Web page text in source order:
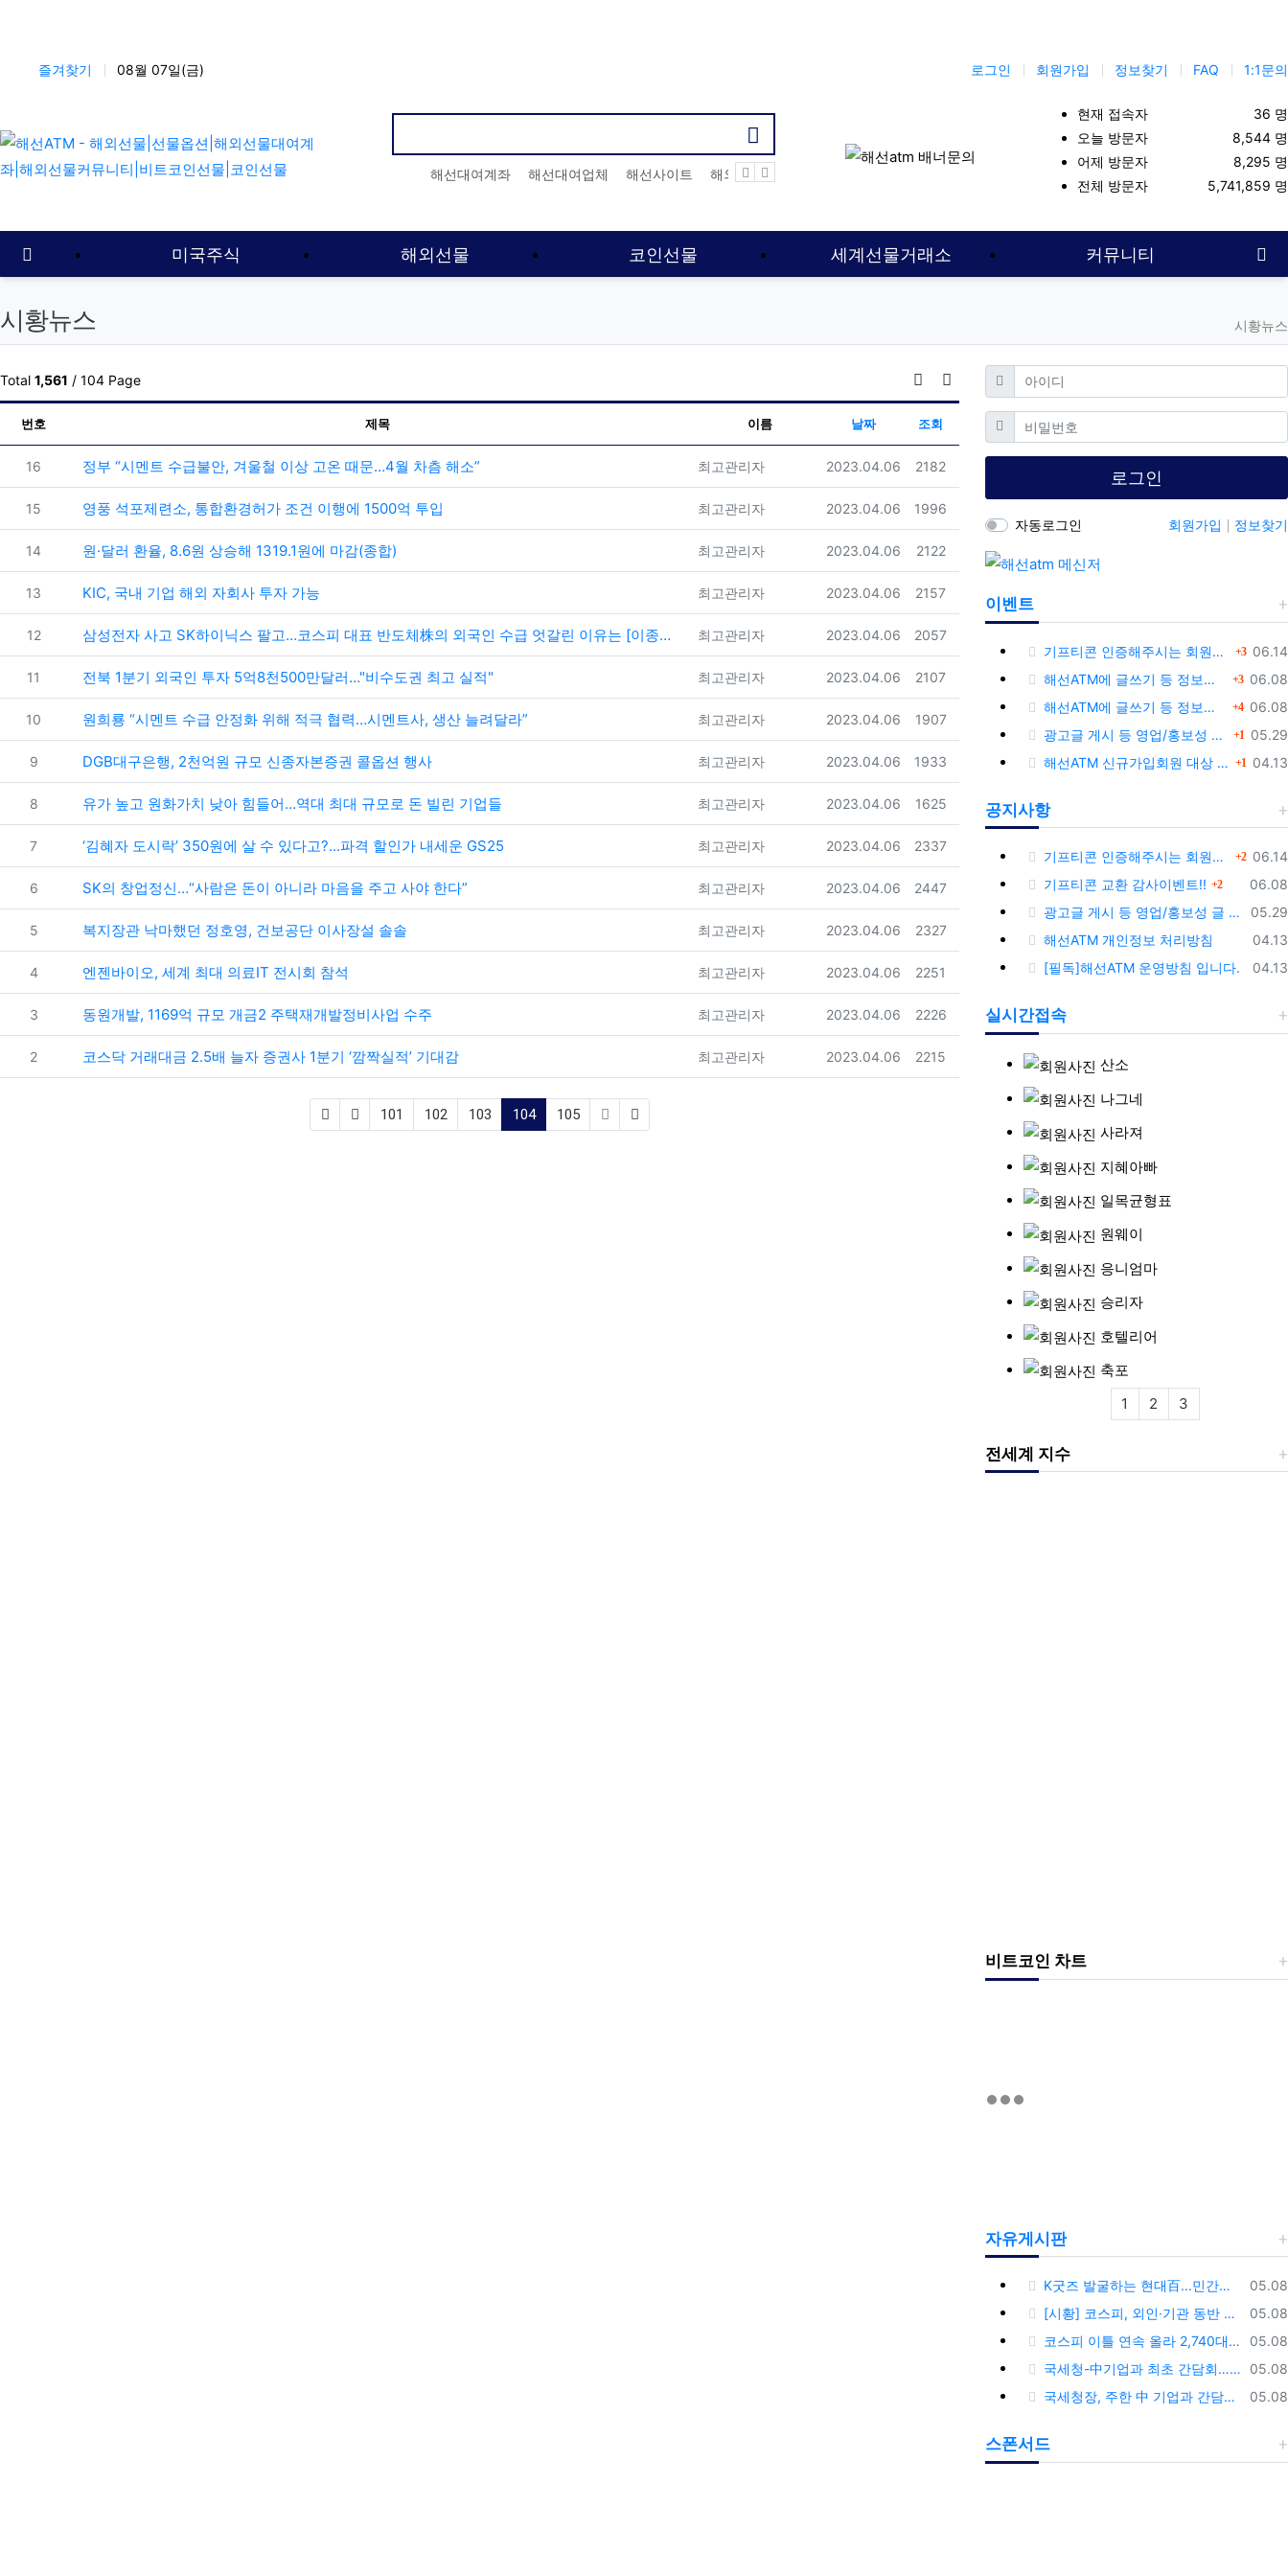
상단 네비
즐겨찾기 08월 07일(금) 로그인 회원가입 정보찾기 FAQ 1:1문의
인기검색어
해선대여계좌 해선대여업체 해선사이트 해외선물 해외선물커뮤니티 선
현재 접속자
36 명
오늘 방문자
8,544 명
어제 방문자
8,295 명
전체 방문자
5,741,859 명
메인 메뉴 미국주식 해외선물 코인선물 세계선물거래소 커뮤니티
홈으로
시황뉴스 시황뉴스
Total 1,561 / 104 Page
게시판 검색
날짜순 정렬
번호 제목 이름 날짜 조회
번호
16 정부 “시멘트 수급불안, 겨울철 이상 고온 때문…4월 차츰 해소” 등록자
최고관리자 등록일
2023.04.06 조회
2182
번호
15 영풍 석포제련소, 통합환경허가 조건 이행에 1500억 투입 등록자
최고관리자 등록일
2023.04.06 조회
1996
번호
14 원·달러 환율, 8.6원 상승해 1319.1원에 마감(종합) 등록자
최고관리자 등록일
2023.04.06 조회
2122
번호
13 KIC, 국내 기업 해외 자회사 투자 가능 등록자
최고관리자 등록일
2023.04.06 조회
2157
번호
12 삼성전자 사고 SK하이닉스 팔고…코스피 대표 반도체株의 외국인 수급 엇갈린 이유는 [이종화의 장보GO] 등록자
최고관리자 등록일
2023.04.06 조회
2057
번호
11 전북 1분기 외국인 투자 5억8천500만달러…"비수도권 최고 실적" 등록자
최고관리자 등록일
2023.04.06 조회
2107
번호
10 원희룡 “시멘트 수급 안정화 위해 적극 협력…시멘트사, 생산 늘려달라” 등록자
최고관리자 등록일
2023.04.06 조회
1907
번호
9 DGB대구은행, 2천억원 규모 신종자본증권 콜옵션 행사 등록자
최고관리자 등록일
2023.04.06 조회
1933
번호
8 유가 높고 원화가치 낮아 힘들어…역대 최대 규모로 돈 빌린 기업들 등록자
최고관리자 등록일
2023.04.06 조회
1625
번호
7 ‘김혜자 도시락’ 350원에 살 수 있다고?...파격 할인가 내세운 GS25 등록자
최고관리자 등록일
2023.04.06 조회
2337
번호
6 SK의 창업정신…“사람은 돈이 아니라 마음을 주고 사야 한다” 등록자
최고관리자 등록일
2023.04.06 조회
2447
번호
5 복지장관 낙마했던 정호영, 건보공단 이사장설 솔솔 등록자
최고관리자 등록일
2023.04.06 조회
2327
번호
4 엔젠바이오, 세계 최대 의료IT 전시회 참석 등록자
최고관리자 등록일
2023.04.06 조회
2251
번호
3 동원개발, 1169억 규모 개금2 주택재개발정비사업 수주 등록자
최고관리자 등록일
2023.04.06 조회
2226
번호
2 코스닥 거래대금 2.5배 늘자 증권사 1분기 ‘깜짝실적’ 기대감 등록자
최고관리자 등록일
2023.04.06 조회
2215
101 102 103 104(current)
105
아이디 필수
비밀번호필수
로그인
자동로그인 회원가입 정보찾기
이벤트
등록
06.14
기프티콘 인증해주시는 회원님께 추가 포인트 쏩니다!! 3댓글
등록일
06.08
해선ATM에 글쓰기 등 정보공유글 남기고 기프티콘 받자! 3댓글
등록일
06.08
해선ATM에 글쓰기 등 정보공유글 남기고 기프티콘 받자! 4댓글
등록
05.29
광고글 게시 등 영업/홍보성 글 삭제 및 제제대상입니다. 1 댓글
등록
04.13
해선ATM 신규가입회원 대상 이벤트 안내 1 댓글
공지사항
등록
06.14
기프티콘 인증해주시는 회원님께 추가 포인트 쏩니다!! 2댓글
등록일
06.08
기프티콘 교환 감사이벤트!! 2댓글
등록
05.29
광고글 게시 등 영업/홍보성 글 삭제 및 제제대상입니다.
등록
04.13
해선ATM 개인정보 처리방침
등록
04.13
[필독]해선ATM 운영방침 입니다.
실시간접속
산소
나그네
사라져
지혜아빠
일목균형표
원웨이
응니엄마
승리자
호텔리어
축포
1
2 3
전세계 지수
비트코인 차트
자유게시판
등록일
05.08
K굿즈 발굴하는 현대百...민간기업 최초 ‘대한민국 관광공모전’ 후원
등록일
05.08
[시황] 코스피, 외인·기관 동반 매수에 연이틀 상승…2745.05 마감
등록일
05.08
코스피 이틀 연속 올라 2,740대 회복…코스닥은 강보합(종합)
등록일
05.08
국세청-中기업과 최초 간담회…외국기업 세제혜택 등 논의
등록일
05.08
국세청장, 주한 中 기업과 간담회…“차별없는 공정과세 약속”
스폰서드